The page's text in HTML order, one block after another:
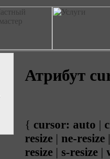
Атрибут
{ cursor: auto |
resize | ne-resize
resize | s-resize |